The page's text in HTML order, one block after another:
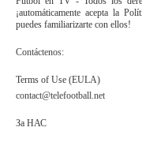
¡automáticamente acepta la
puedes familiarizarte con ellos!
Contáctenos:
Terms of Use (EULA)
contact@telefootball.net
За НАС